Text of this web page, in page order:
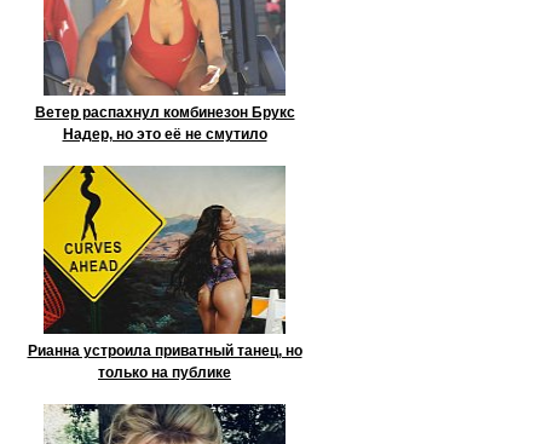
Ветер распахнул комбинезон Брукс
Надер, но это её не смутило
Рианна устроила приватный танец, но
только на публике